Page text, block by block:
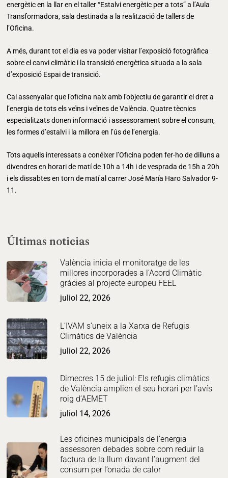
energètic en la llar en el taller “Estalvi energètic per a tots” a l’Aula
Transformadora, sala destinada a la realització de tallers de
l’Oficina.
A més, durant tot el dia es va poder visitar l’exposició fotogràfica
sobre el canvi climàtic i la transició energètica situada a la sala
d’exposició Espai de transició.
Cal assenyalar que l’oficina naix amb l’objectiu de garantir el dret a
l’energia de tots els veïns i veïnes de València. Quatre tècnics
especialitzats donen informació i assessorament sobre el consum,
les formes d’estalvi i la millora en l’ús de l’energia.
Tots aquells interessats a conéixer l’Oficina poden fer-ho de dilluns a
divendres en horari de matí de 10h a 14h i de vesprada de 15h a 20h
i els dissabtes en torn de matí al carrer José María Haro Salvador 9-
11.
Últimas noticias
València inicia el monitoratge de les
millores incorporades a l’Acord Climàtic
gràcies al projecte europeu FEEL
juliol 22, 2026
L’IVAM s’uneix a la Xarxa de Refugis
Climàtics de València
juliol 22, 2026
Dimecres 15 de juliol: Els refugis climàtics
de València amplien el seu horari per l’avís
roig d’AEMET
juliol 14, 2026
Les oficines municipals de l’energia
assessoren debades sobre com reduir la
factura de la llum davant l’augment del
consum per l’onada de calor